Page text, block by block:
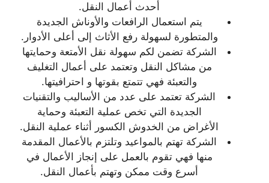
أحدث أعمال النقل.
يتم استعمال الرافعات والأوناش الجديدة
والمتطورة لسهولة رفع الأثاث إلى أعلى الأدوار.
الشركة تضمن لكم سهولة نقل الأمتعة وحمايتها
من مشاكل النقل وتعتمد على أعمال التغليف
والتعبئة فهي تتمتع بقوتها و احترافيتها.
الشركة تعتمد على عدد من الأساليب والتقنيات
الجديدة التي تخص عملية التعبئة وحماية
الأغراض من الخدوش الكسور أثناء عملية النقل.
الشركة تهتم بالمواعيد وتلتزم بالأعمال المقدمة
منها فهي تقوم بالعمل على إنجاز الأعمال في
أسرع وقت ممكن وتهتم بأعمال النقل.